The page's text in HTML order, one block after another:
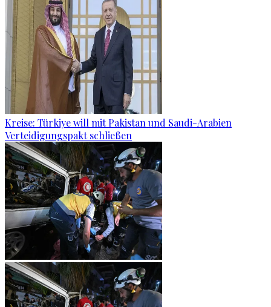
Kreise: Türkiye will mit Pakistan und Saudi-Arabien
Verteidigungspakt schließen